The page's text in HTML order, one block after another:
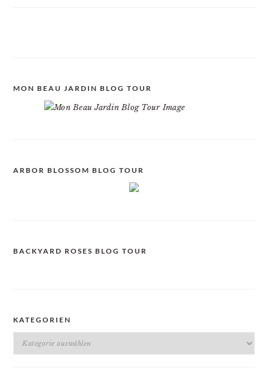
MON BEAU JARDIN BLOG TOUR
ARBOR BLOSSOM BLOG TOUR
BACKYARD ROSES BLOG TOUR
KATEGORIEN
Kategorien